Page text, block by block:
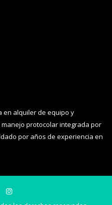
en alquiler de equipo y
protocolar integrada por
por años de experiencia en